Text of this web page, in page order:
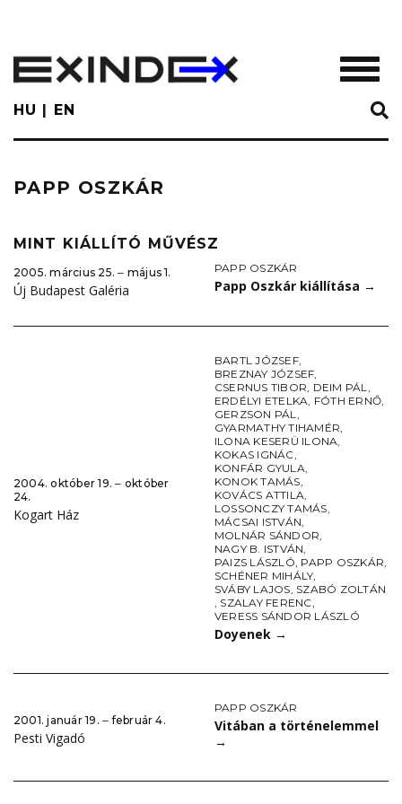
main
content
HU EN
PAPP OSZKÁR
MINT KIÁLLÍTÓ MŰVÉSZ
2005. március 25. ‒ május 1.
Új Budapest Galéria
PAPP OSZKÁR
Papp Oszkár kiállítása →
2004. október 19. ‒ október
24.
Kogart Ház
BARTL JÓZSEF,
BREZNAY JÓZSEF,
CSERNUS TIBOR, DEIM PÁL,
ERDÉLYI ETELKA, FÓTH ERNŐ,
GERZSON PÁL,
GYARMATHY TIHAMÉR,
ILONA KESERÜ ILONA,
KOKAS IGNÁC,
KONFÁR GYULA,
KONOK TAMÁS,
KOVÁCS ATTILA,
LOSSONCZY TAMÁS,
MÁCSAI ISTVÁN,
MOLNÁR SÁNDOR,
NAGY B. ISTVÁN,
PAIZS LÁSZLÓ, PAPP OSZKÁR,
SCHÉNER MIHÁLY,
SVÁBY LAJOS, SZABÓ ZOLTÁN
, SZALAY FERENC,
VERESS SÁNDOR LÁSZLÓ
Doyenek →
2001. január 19. ‒ február 4.
Pesti Vigadó
PAPP OSZKÁR
Vitában a történelemmel
→